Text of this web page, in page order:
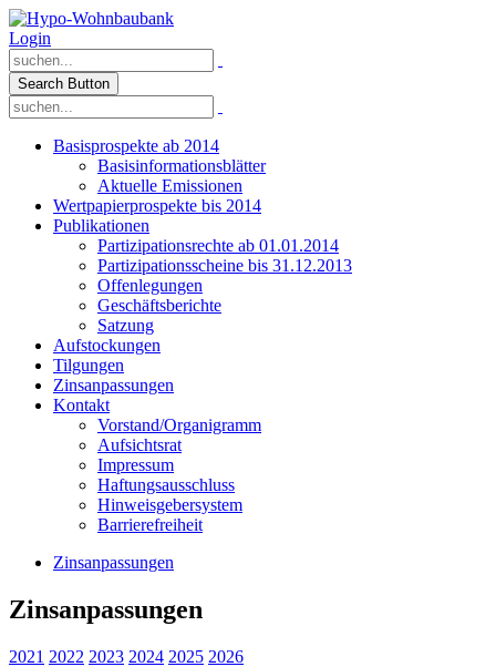
Login
Search Button
Basisprospekte ab 2014
Basisinformationsblätter
Aktuelle Emissionen
Wertpapierprospekte bis 2014
Publikationen
Partizipationsrechte ab 01.01.2014
Partizipationsscheine bis 31.12.2013
Offenlegungen
Geschäftsberichte
Satzung
Aufstockungen
Tilgungen
Zinsanpassungen
Kontakt
Vorstand/Organigramm
Aufsichtsrat
Impressum
Haftungsausschluss
Hinweisgebersystem
Barrierefreiheit
Zinsanpassungen
Zinsanpassungen
2021 2022 2023 2024 2025 2026